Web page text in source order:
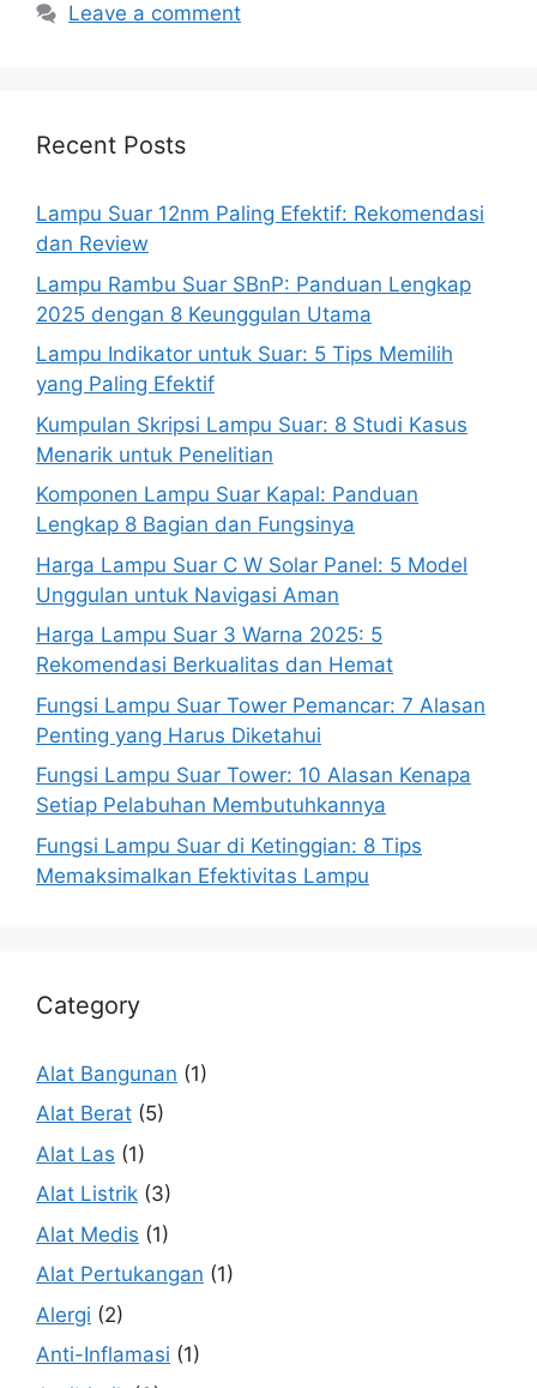
Leave a comment
Recent Posts
Lampu Suar 12nm Paling Efektif: Rekomendasi
dan Review
Lampu Rambu Suar SBnP: Panduan Lengkap
2025 dengan 8 Keunggulan Utama
Lampu Indikator untuk Suar: 5 Tips Memilih
yang Paling Efektif
Kumpulan Skripsi Lampu Suar: 8 Studi Kasus
Menarik untuk Penelitian
Komponen Lampu Suar Kapal: Panduan
Lengkap 8 Bagian dan Fungsinya
Harga Lampu Suar C W Solar Panel: 5 Model
Unggulan untuk Navigasi Aman
Harga Lampu Suar 3 Warna 2025: 5
Rekomendasi Berkualitas dan Hemat
Fungsi Lampu Suar Tower Pemancar: 7 Alasan
Penting yang Harus Diketahui
Fungsi Lampu Suar Tower: 10 Alasan Kenapa
Setiap Pelabuhan Membutuhkannya
Fungsi Lampu Suar di Ketinggian: 8 Tips
Memaksimalkan Efektivitas Lampu
Category
Alat Bangunan (1)
Alat Berat (5)
Alat Las (1)
Alat Listrik (3)
Alat Medis (1)
Alat Pertukangan (1)
Alergi (2)
Anti-Inflamasi (1)